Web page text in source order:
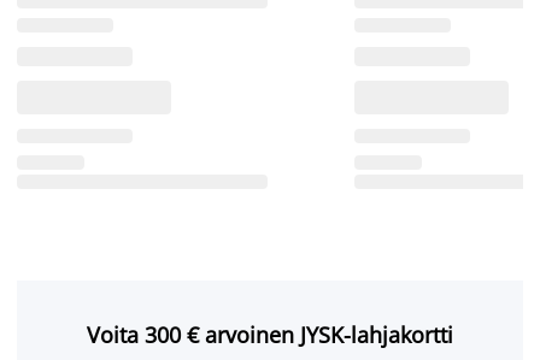
Voita 300 € arvoinen JYSK-lahjakortti